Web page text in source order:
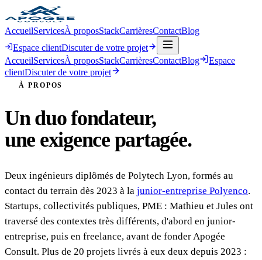
AccueilServicesÀ proposStackCarrièresContactBlog
Espace clientDiscuter de votre projet
AccueilServicesÀ proposStackCarrièresContactBlog
Espace
clientDiscuter de votre projet
À PROPOS
Un duo fondateur,
une exigence partagée.
Deux ingénieurs diplômés de Polytech Lyon, formés au
contact du terrain dès 2023 à la junior-entreprise Polyenco.
Startups, collectivités publiques, PME : Mathieu et Jules ont
traversé des contextes très différents, d'abord en junior-
entreprise, puis en freelance, avant de fonder Apogée
Consult. Plus de 20 projets livrés à eux deux depuis 2023 :